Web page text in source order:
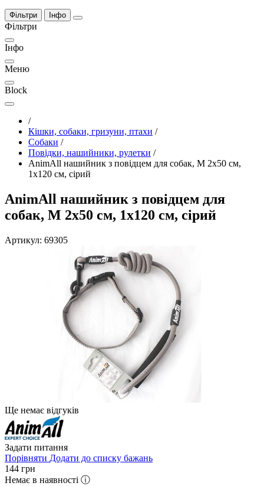
Фільтри Інфо
Фільтри
Інфо
Меню
Block
/
Кішки, собаки, гризуни, птахи /
Собаки /
Повідки, нашийники, рулетки /
AnimAll нашийник з повідцем для собак, M 2х50 см,
1х120 см, сірий
AnimAll нашийник з повідцем для
собак, M 2х50 см, 1х120 см, сірий
Артикул: 69305
Ще немає відгуків
Задати питання
Порівняти Додати до списку бажань
144 грн
Немає в наявності ⓘ